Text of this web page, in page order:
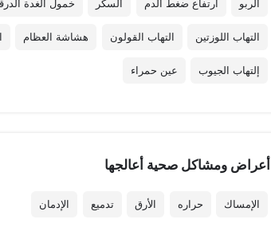
الربو ارتفاع ضغط الدم السكر خمول الغدة
التهاب اللوزتين التهاب القولون هشاشة العظام
إلتهاب الجيوب عين حمراء
أعراض ومشاكل صحية أعالجها
الإمساك حراره الأرق تدميع الإدمان